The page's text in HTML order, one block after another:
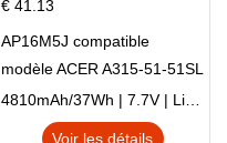
€ 41.13
AP16M5J compatible
modèle ACER A315-51-51SL
N17Q1 SERIES
4810mAh/37Wh | 7.7V | Li-ion ...
Voir les détails